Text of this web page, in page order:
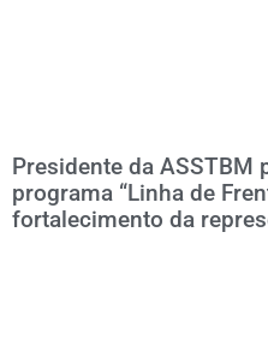
Presidente da ASSTBM
programa “Linha de
fortalecimento da